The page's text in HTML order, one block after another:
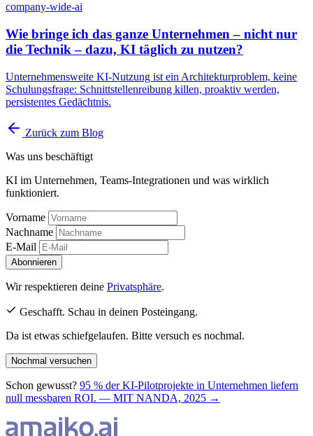
company-wide-ai
Wie bringe ich das ganze Unternehmen – nicht nur
die Technik – dazu, KI täglich zu nutzen?
Unternehmensweite KI-Nutzung ist ein Architekturproblem, keine
Schulungsfrage: Schnittstellenreibung killen, proaktiv werden,
persistentes Gedächtnis.
Zurück zum Blog
Was uns beschäftigt
KI im Unternehmen, Teams-Integrationen und was wirklich
funktioniert.
Vorname
Nachname
E-Mail
Abonnieren
Wir respektieren deine Privatsphäre.
Geschafft. Schau in deinen Posteingang.
Da ist etwas schiefgelaufen. Bitte versuch es nochmal.
Nochmal versuchen
Schon gewusst? 95 % der KI-Pilotprojekte in Unternehmen liefern
null messbaren ROI. — MIT NANDA, 2025 →